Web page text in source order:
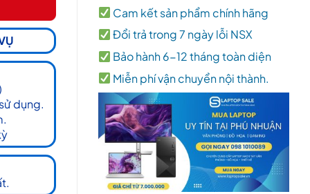
Cam kết sản phẩm chính hãng
Đổi trả trong 7 ngày lỗi NSX
Bảo hành 6-12 tháng toàn diện
Miễn phí vận chuyển nội thành.
dụng.